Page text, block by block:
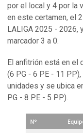
por el local y 4 por la
en este certamen, el
LALIGA 2025 - 2026,
marcador 3 a 0.
El anfitrión está en el
(6 PG - 6 PE - 11
unidades y se ubica
PG - 8 PE - 5 PP).
N°